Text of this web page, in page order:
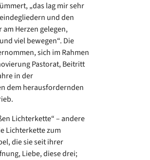
„das lag mir sehr
und den
Herzen gelegen,
viel bewegen“. Die
sich im Rahmen
Pastorat, Beitritt
in der
dem herausfordernden
Lichterkette“ – andere
Lichterkette zum
die sie seit ihrer
Liebe, diese drei;